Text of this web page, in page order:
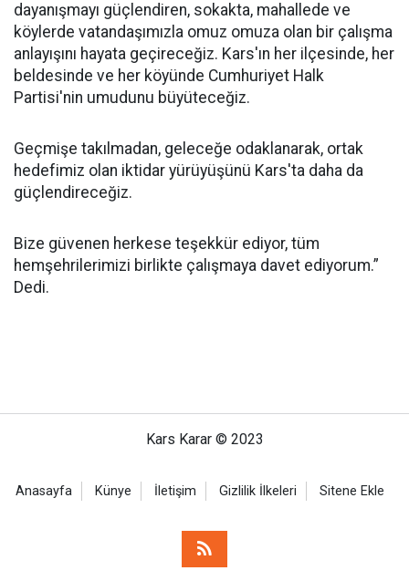
dayanışmayı güçlendiren, sokakta, mahallede ve
köylerde vatandaşımızla omuz omuza olan bir çalışma
anlayışını hayata geçireceğiz. Kars'ın her ilçesinde, her
beldesinde ve her köyünde Cumhuriyet Halk
Partisi'nin umudunu büyüteceğiz.
Geçmişe takılmadan, geleceğe odaklanarak, ortak
hedefimiz olan iktidar yürüyüşünü Kars'ta daha da
güçlendireceğiz.
Bize güvenen herkese teşekkür ediyor, tüm
hemşehrilerimizi birlikte çalışmaya davet ediyorum.”
Dedi.
Kars Karar © 2023
Anasayfa Künye İletişim Gizlilik İlkeleri Sitene Ekle